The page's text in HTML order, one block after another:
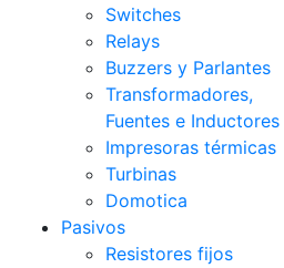
Switches
Relays
Buzzers y Parlantes
Transformadores,
Fuentes e Inductores
Impresoras térmicas
Turbinas
Domotica
Pasivos
Resistores fijos